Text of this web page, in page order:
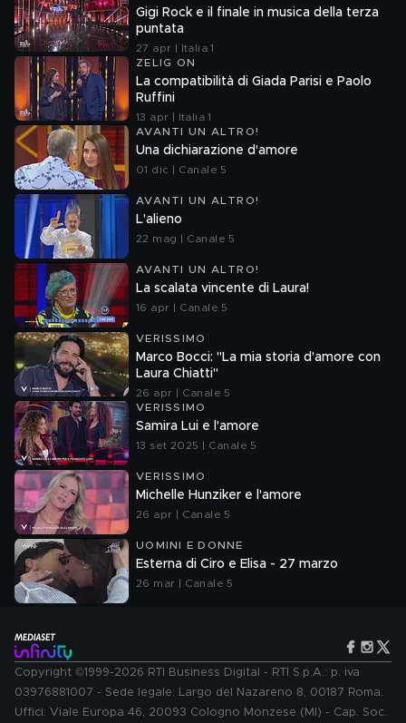
Gigi Rock e il finale in musica della terza
puntata
27 apr | Italia 1
ZELIG ON
La compatibilità di Giada Parisi e Paolo
Ruffini
13 apr | Italia 1
AVANTI UN ALTRO!
Una dichiarazione d'amore
01 dic | Canale 5
AVANTI UN ALTRO!
L'alieno
22 mag | Canale 5
AVANTI UN ALTRO!
La scalata vincente di Laura!
16 apr | Canale 5
VERISSIMO
Marco Bocci: "La mia storia d'amore con
Laura Chiatti"
26 apr | Canale 5
VERISSIMO
Samira Lui e l'amore
13 set 2025 | Canale 5
VERISSIMO
Michelle Hunziker e l'amore
26 apr | Canale 5
UOMINI E DONNE
Esterna di Ciro e Elisa - 27 marzo
26 mar | Canale 5
Copyright ©1999-2026 RTI Business Digital - RTI S.p.A.: p. iva
03976881007 - Sede legale: Largo del Nazareno 8, 00187 Roma.
Uffici: Viale Europa 46, 20093 Cologno Monzese (MI) - Cap. Soc.